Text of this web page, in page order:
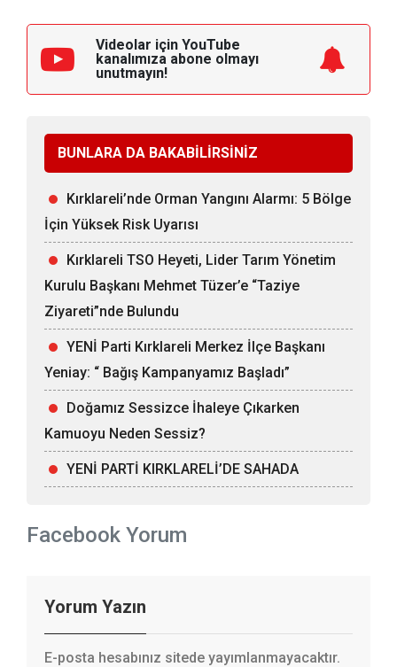
Videolar için YouTube
kanalımıza abone olmayı
unutmayın!
BUNLARA DA BAKABİLİRSİNİZ
Kırklareli’nde Orman Yangını Alarmı: 5 Bölge
İçin Yüksek Risk Uyarısı
Kırklareli TSO Heyeti, Lider Tarım Yönetim
Kurulu Başkanı Mehmet Tüzer’e “Taziye
Ziyareti”nde Bulundu
YENİ Parti Kırklareli Merkez İlçe Başkanı
Yeniay: “ Bağış Kampanyamız Başladı”
Doğamız Sessizce İhaleye Çıkarken
Kamuoyu Neden Sessiz?
YENİ PARTİ KIRKLARELİ’DE SAHADA
Facebook Yorum
Yorum Yazın
E-posta hesabınız sitede yayımlanmayacaktır.